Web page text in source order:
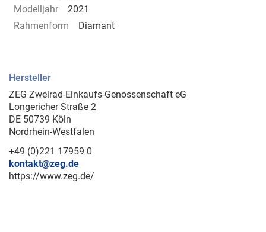
Modelljahr
2021
Rahmenform
Diamant
Hersteller
ZEG Zweirad-Einkaufs-Genossenschaft eG
Longericher Straße 2
DE 50739 Köln
Nordrhein-Westfalen
+49 (0)221 17959 0
kontakt@zeg.de
https://www.zeg.de/